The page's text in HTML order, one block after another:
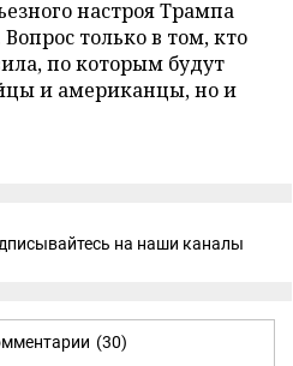
настроя Трампа
только в том, кто
по которым будут
и американцы, но и
на наши каналы
(30)